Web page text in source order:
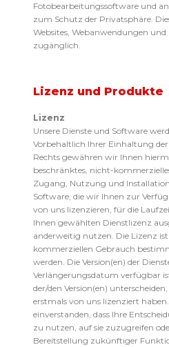
Fotobearbeitungssoftware und
zum Schutz der Privatsphäre.
Websites, Webanwendungen
zugänglich.
Lizenz und Produkte
Lizenz
Unsere Dienste und Software
Vorbehaltlich Ihrer Einhaltung
Rechts gewähren wir Ihnen
beschränktes, nicht-
Zugang, Nutzung und
Software, die wir Ihnen zur
von uns lizenzieren, für die
Ihnen gewählten Dienstlizenz
anderweitig nutzen. Die Lizenz
kommerziellen Gebrauch
werden. Die Version(en) der
Verlängerungsdatum verfügbar
der/den Version(en)
erstmals von uns lizenziert
einverstanden, dass Ihre
zu nutzen, auf sie zuzugreifen
Bereitstellung zukünftiger